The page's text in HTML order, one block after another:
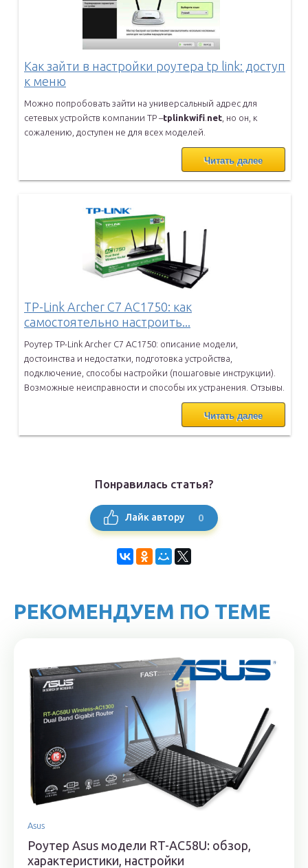
Как зайти в настройки роутера tp link: доступ
к меню
Можно попробовать зайти на универсальный адрес для
сетевых устройств компании TP –tplinkwifi net , но он, к
сожалению, доступен не для всех моделей.
Читать далее
TP-Link Archer C7 AC1750: как
самостоятельно настроить...
Роутер TP-Link Archer C7 AC1750: описание модели,
достоинства и недостатки, подготовка устройства,
подключение, способы настройки (пошаговые инструкции).
Возможные неисправности и способы их устранения. Отзывы.
Читать далее
Понравилась статья?
Лайк автору 0
РЕКОМЕНДУЕМ ПО ТЕМЕ
Asus
Роутер Asus модели RT-AC58U: обзор,
характеристики, настройки